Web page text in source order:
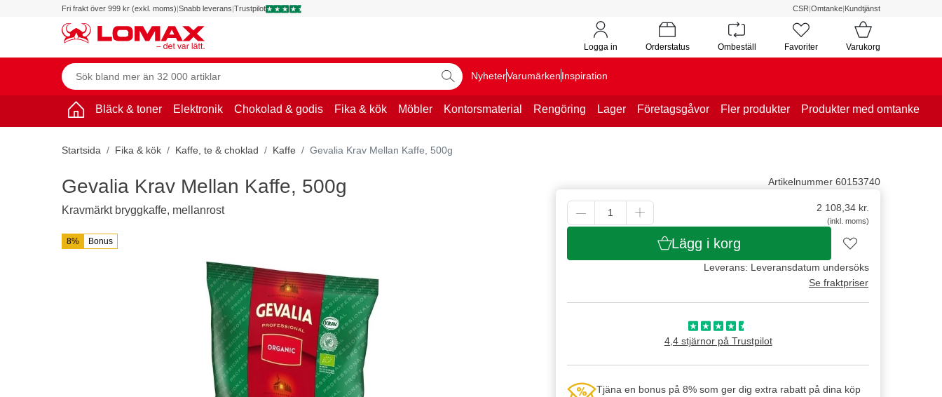
Fri frakt över 999 kr (exkl. moms)|Snabb leverans|Trustpilot CSR|Omtanke|Kundtjänst
Logga in Orderstatus Ombeställ Favoriter Varukorg
NyheterVarumärkenInspiration
Bläck & toner Elektronik Chokolad & godis Fika & kök Möbler Kontorsmaterial Rengöring Lager Företagsgåvor Fler produkter Produkter med omtanke
Startsida Fika & kök Kaffe, te & choklad Kaffe Gevalia Krav Mellan Kaffe, 500g
8% Bonus
Artikelnummer 60153740
2 108,34kr.
(inkl. moms)
Lägg i korg
Leverans: Leveransdatum undersöks
Se fraktpriser
4,4 stjärnor på Trustpilot
Tjäna en bonus på 8% som ger dig extra rabatt på dina köp
Gevalia Krav Mellan Kaffe, 500g
Kravmärkt bryggkaffe, mellanrost